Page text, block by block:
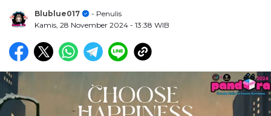
Blublue017
- Penulis
Kamis, 28 November 2024 - 13:38 WIB